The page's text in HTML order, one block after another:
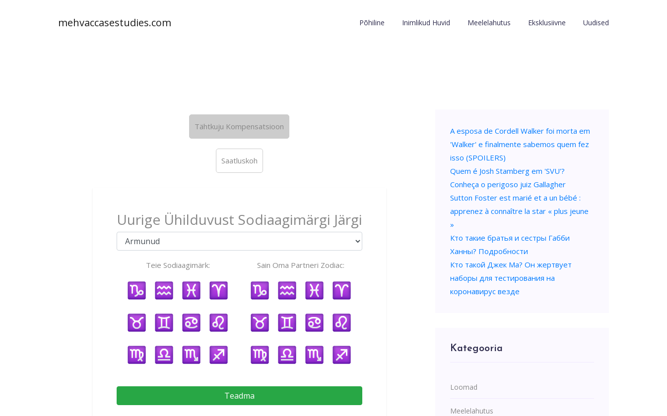
mehvaccasestudies.com Põhiline Inimlikud Huvid Meelelahutus Eksklusiivne Uudised
Tähtkuju Kompensatsioon
Saatluskoh
Uurige Ühilduvust Sodiaagimärgi Järgi
Teie Sodiaagimärk: Sain Oma Partneri Zodiac:
Teadma
A esposa de Cordell Walker foi morta em
'Walker' e finalmente sabemos quem fez
isso (SPOILERS)
Quem é Josh Stamberg em 'SVU'?
Conheça o perigoso juiz Gallagher
Sutton Foster est marié et a un bébé :
apprenez à connaître la star « plus jeune
»
Кто такие братья и сестры Габби
Ханны? Подробности
Кто такой Джек Ма? Он жертвует
наборы для тестирования на
коронавирус везде
Kategooria
Loomad
Meelelahutus